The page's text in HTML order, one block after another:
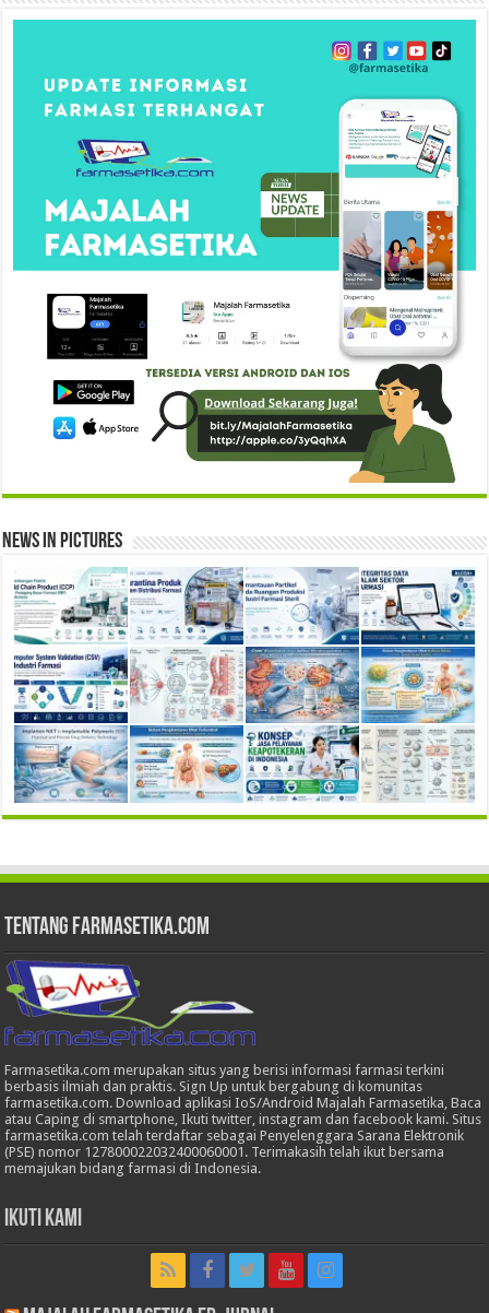
News in Pictures
Tentang Farmasetika.com
Farmasetika.com merupakan situs yang berisi informasi farmasi terkini
berbasis ilmiah dan praktis. Sign Up untuk bergabung di komunitas
farmasetika.com. Download aplikasi IoS/Android Majalah Farmasetika, Baca
atau Caping di smartphone, Ikuti twitter, instagram dan facebook kami. Situs
farmasetika.com telah terdaftar sebagai Penyelenggara Sarana Elektronik
(PSE) nomor 127800022032400060001. Terimakasih telah ikut bersama
memajukan bidang farmasi di Indonesia.
Ikuti Kami